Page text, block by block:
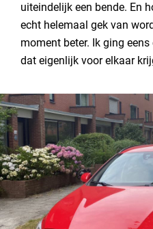
uiteindelijk een bende. En
echt helemaal gek van
moment beter. Ik ging
dat eigenlijk voor elkaar